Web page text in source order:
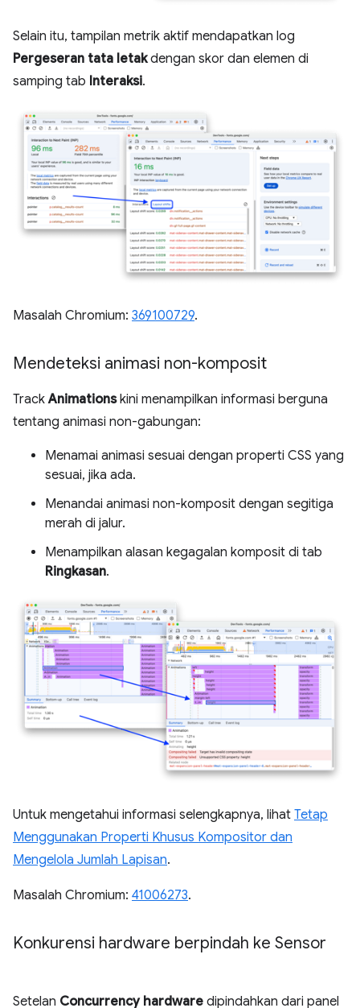
Selain itu, tampilan metrik aktif mendapatkan log
Pergeseran tata letakdengan skor dan elemen di
samping tab Interaksi.
Masalah Chromium: 369100729.
Mendeteksi animasi non-komposit
TrackAnimationskini menampilkan informasi berguna
tentang animasi non-gabungan:
Menamai animasi sesuai dengan properti CSS yang
sesuai, jika ada.
Menandai animasi non-komposit dengan segitiga
merah di jalur.
Menampilkan alasan kegagalan komposit di tab
Ringkasan.
Untuk mengetahui informasi selengkapnya, lihat Tetap
Menggunakan Properti Khusus Kompositor dan
Mengelola Jumlah Lapisan.
Masalah Chromium: 41006273.
Konkurensi hardware berpindah ke Sensor
Setelan Concurrency hardware dipindahkan dari panel